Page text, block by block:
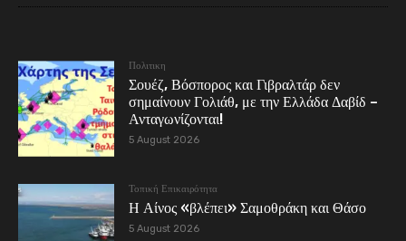
Πολιτικη
Σουέζ, Βόσπορος και Γιβραλτάρ δεν
σημαίνουν Γολιάθ, με την Ελλάδα Δαβίδ –
Ανταγωνίζονται!
5 August 2026
Τοπική Επικαιρότητα
Η Αίνος «βλέπει» Σαμοθράκη και Θάσο
5 August 2026